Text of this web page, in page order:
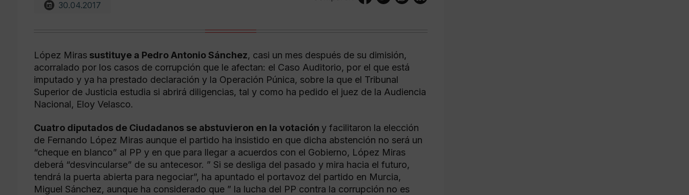
30.04.2017
López Miras sustituye a Pedro Antonio Sánchez, casi un mes después de su dimisión,
acorralado por los casos de corrupción que le afectan: el Caso Auditorio, por el que está
imputado y ya ha prestado declaración y la Operación Púnica, sobre la que el Tribunal
Superior de Justicia estudia si abrirá diligencias, tal y como ha pedido el juez de la Audiencia
Nacional, Eloy Velasco.
Cuatro diputados de Ciudadanos se abstuvieron en la votación y facilitaron la elección
de Fernando López Miras aunque el partido ha insistido en que dicha abstención no será un
“cheque en blanco” al PP y en que para llegar a acuerdos con el Gobierno, López Miras
deberá “desvincularse” de su antecesor. ” Si se desliga del pasado y mira hacia el futuro,
tendrá la puerta abierta para negociar”, ha apuntado el portavoz del partido en Murcia,
Miguel Sánchez, aunque ha considerado que ” la lucha del PP contra la corrupción no es